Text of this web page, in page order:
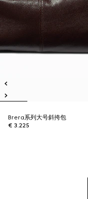
Brera系列大号斜挎包
€ 3.225